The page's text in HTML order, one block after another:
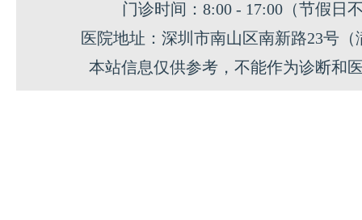
门诊时间：8:00 - 17:00（节假日
医院地址：深圳市南山区南新路23号（
本站信息仅供参考，不能作为诊断和